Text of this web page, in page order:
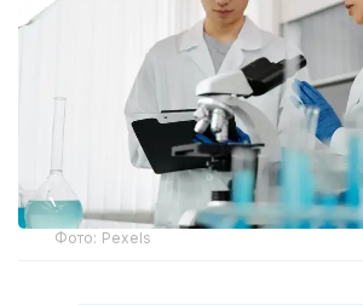
Фото: Pexels